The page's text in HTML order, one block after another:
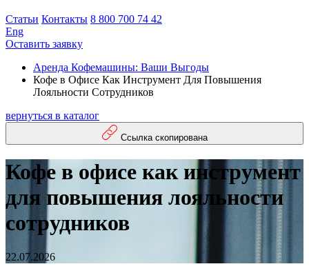
Статьи Контакты 8 800 700 74 42
Eng
Оставить заявку
Аренда Кофемашины: Ваши Выгоды
Кофе в Офисе Как Инструмент Для Повышения
Лояльности Сотрудников
вернуться в каталог
Ссылка скопирована
Кофе в офисе как инструмент
для повышения лояльности
сотрудников
22.07.2026